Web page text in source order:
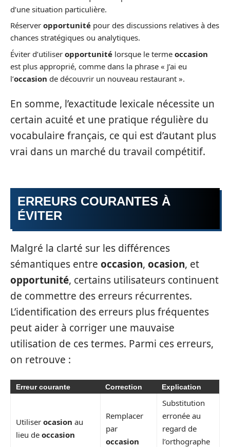
d’une situation particulière.
Réserver opportunité pour des discussions relatives à des
chances stratégiques ou analytiques.
Éviter d’utiliser opportunité lorsque le terme occasion
est plus approprié, comme dans la phrase « J’ai eu
l’occasion de découvrir un nouveau restaurant ».
En somme, l’exactitude lexicale nécessite un
certain acuité et une pratique régulière du
vocabulaire français, ce qui est d’autant plus
vrai dans un marché du travail compétitif.
ERREURS COURANTES À
ÉVITER
Malgré la clarté sur les différences
sémantiques entre occasion, ocasion, et
opportunité, certains utilisateurs continuent
de commettre des erreurs récurrentes.
L’identification des erreurs plus fréquentes
peut aider à corriger une mauvaise
utilisation de ces termes. Parmi ces erreurs,
on retrouve :
Erreur courante Correction Explication
Utiliser ocasion au
lieu de occasion
Remplacer
par
occasion
Substitution
erronée au
regard de
l’orthographe